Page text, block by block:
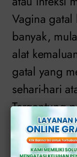
Vagina
banyak,
alat
gatal yang
sehari-hari
Tergantung
sebab